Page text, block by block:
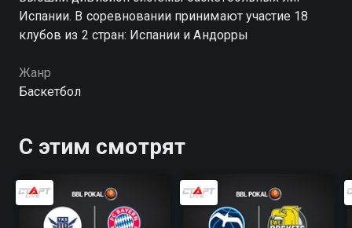
Испании. В соревновании принимают участие 18
клубов из 2 стран: Испании и Андорры
Жанр
Баскетбол
С этим смотрят